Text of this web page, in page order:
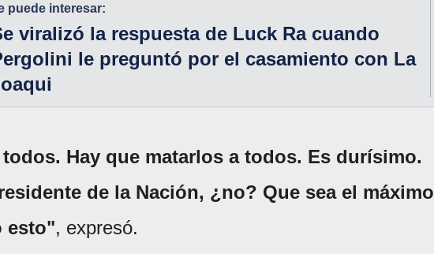
puede interesar:
viralizó la respuesta de Luck Ra cuando
le preguntó por el casamiento con La
Hay que matarlos a todos. Es durísimo.
de la Nación, ¿no? Que sea el máximo
esto", expresó.